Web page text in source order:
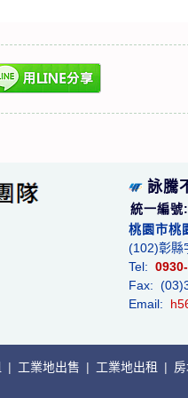
詠騰
統一編
桃園市桃
(102)彰縣
Tel:
Fax:
Email:
| 工業地出售 | 工業地出租 |